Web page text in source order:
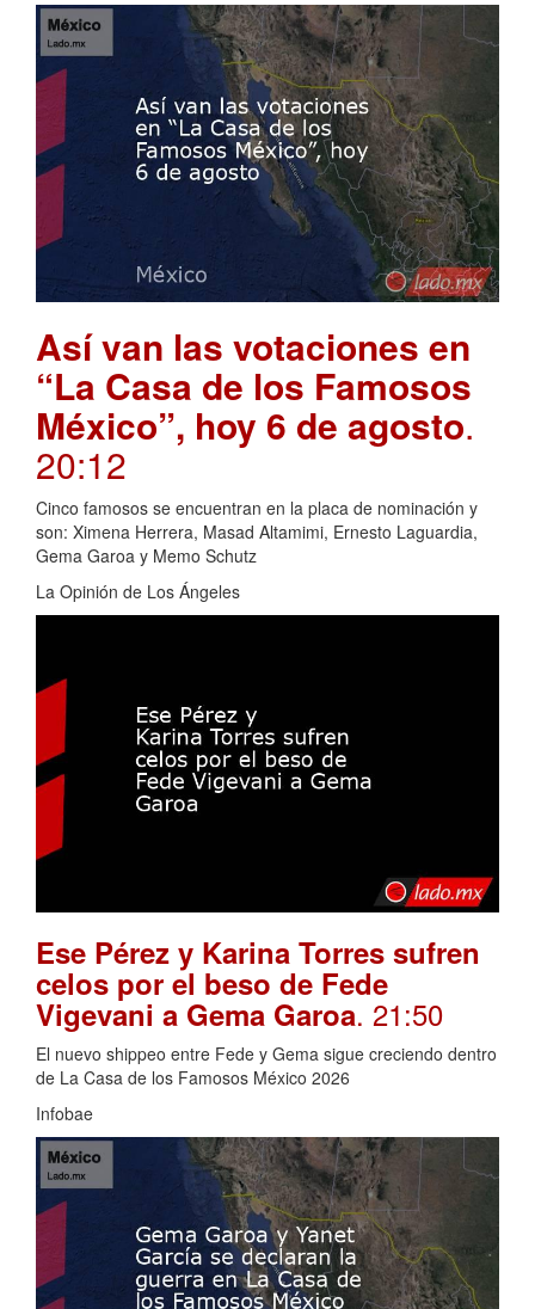
Así van las votaciones en
“La Casa de los Famosos
México”, hoy 6 de agosto.
20:12
Cinco famosos se encuentran en la placa de nominación y
son: Ximena Herrera, Masad Altamimi, Ernesto Laguardia,
Gema Garoa y Memo Schutz
La Opinión de Los Ángeles
Ese Pérez y Karina Torres sufren
celos por el beso de Fede
Vigevani a Gema Garoa. 21:50
El nuevo shippeo entre Fede y Gema sigue creciendo dentro
de La Casa de los Famosos México 2026
Infobae